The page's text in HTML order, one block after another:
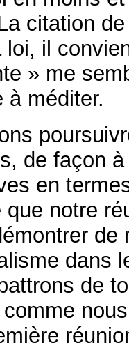
citation
loi, il
» me
à méditer.
de façon
en
que notre
de
dans
de
comme